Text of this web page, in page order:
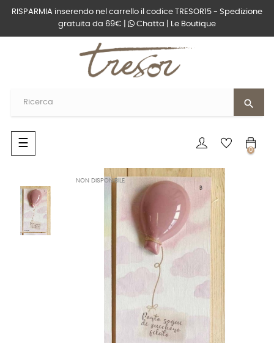
RISPARMIA inserendo nel carrello il codice TRESOR15 - Spedizione
gratuita da 69€ |
Chatta Le Boutique
search
navigazione
Toggle
☰
0
NON DISPONIBILE